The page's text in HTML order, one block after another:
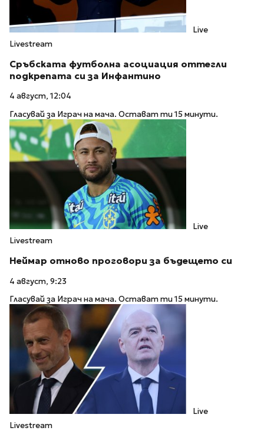
Live
Livestream
Сръбската футболна асоциация оттегли
подкрепата си за Инфантино
4 август, 12:04
Гласувай за Играч на мача. Остават ти 15 минути.
Live
Livestream
Неймар отново проговори за бъдещето си
4 август, 9:23
Гласувай за Играч на мача. Остават ти 15 минути.
Live
Livestream